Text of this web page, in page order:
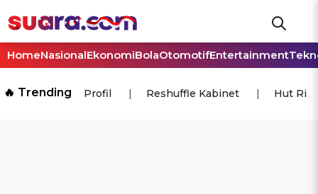
HomeNasionalEkonomiBolaOtomotifEntertainment
🔥 Trending Profil Reshuffle Kabinet Hut Ri